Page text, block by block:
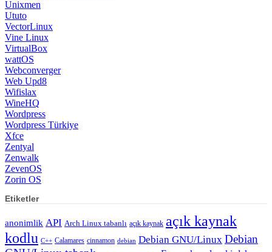
WineHQ
Wordpress
Wordpress Türkiye
Xfce
Zentyal
Zenwalk
ZevenOS
Zorin OS
Etiketler
anonimlik API Arch Linux tabanlı
kodlu
GNU/Linux tabanlı
Etkileşimli 3D grafik render
GNU/Linux
kernel linux
lxqt mate openbox oyun python Rasmus Lerdorf sürüm takvimi test The Document
Foundation (TDF) Tor ağı ubuntu Ubuntu tabanlı UnixUzun süreli